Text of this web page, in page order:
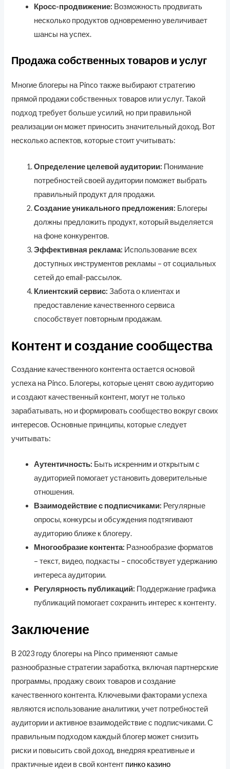
Кросс-продвижение: Возможность продвигать
несколько продуктов одновременно увеличивает
шансы на успех.
Продажа собственных товаров и услуг
Многие блогеры на Pinco также выбирают стратегию
прямой продажи собственных товаров или услуг. Такой
подход требует больше усилий, но при правильной
реализации он может приносить значительный доход. Вот
несколько аспектов, которые стоит учитывать:
Определение целевой аудитории: Понимание
потребностей своей аудитории поможет выбрать
правильный продукт для продажи.
Создание уникального предложения: Блогеры
должны предложить продукт, который выделяется
на фоне конкурентов.
Эффективная реклама: Использование всех
доступных инструментов рекламы – от социальных
сетей до email-рассылок.
Клиентский сервис: Забота о клиентах и
предоставление качественного сервиса
способствует повторным продажам.
Контент и создание сообщества
Создание качественного контента остается основой
успеха на Pinco. Блогеры, которые ценят свою аудиторию
и создают качественный контент, могут не только
зарабатывать, но и формировать сообщество вокруг своих
интересов. Основные принципы, которые следует
учитывать:
Аутентичность: Быть искренним и открытым с
аудиторией помогает установить доверительные
отношения.
Взаимодействие с подписчиками: Регулярные
опросы, конкурсы и обсуждения подтягивают
аудиторию ближе к блогеру.
Многообразие контента: Разнообразие форматов
– текст, видео, подкасты – способствует удержанию
интереса аудитории.
Регулярность публикаций: Поддержание графика
публикаций помогает сохранить интерес к контенту.
Заключение
В 2023 году блогеры на Pinco применяют самые
разнообразные стратегии заработка, включая партнерские
программы, продажу своих товаров и создание
качественного контента. Ключевыми факторами успеха
являются использование аналитики, учет потребностей
аудитории и активное взаимодействие с подписчиками. С
правильным подходом каждый блогер может снизить
риски и повысить свой доход, внедряя креативные и
практичные идеи в свой контент пинко казино